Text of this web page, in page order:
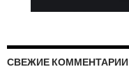
СВЕЖИЕ КОММЕНТАРИИ